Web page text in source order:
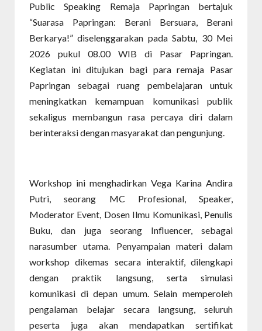
Public Speaking Remaja Papringan bertajuk
“Suarasa Papringan: Berani Bersuara, Berani
Berkarya!” diselenggarakan pada Sabtu, 30 Mei
2026 pukul 08.00 WIB di Pasar Papringan.
Kegiatan ini ditujukan bagi para remaja Pasar
Papringan sebagai ruang pembelajaran untuk
meningkatkan kemampuan komunikasi publik
sekaligus membangun rasa percaya diri dalam
berinteraksi dengan masyarakat dan pengunjung.
Workshop ini menghadirkan Vega Karina Andira
Putri, seorang MC Profesional, Speaker,
Moderator Event, Dosen Ilmu Komunikasi, Penulis
Buku, dan juga seorang Influencer, sebagai
narasumber utama. Penyampaian materi dalam
workshop dikemas secara interaktif, dilengkapi
dengan praktik langsung, serta simulasi
komunikasi di depan umum. Selain memperoleh
pengalaman belajar secara langsung, seluruh
peserta juga akan mendapatkan sertifikat